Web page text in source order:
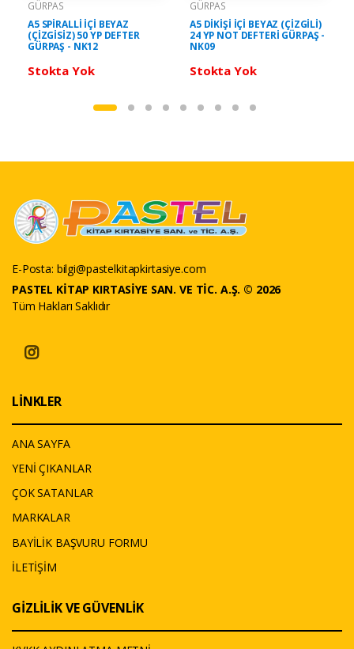
GÜRPAS
A5 SPİRALLİ İÇİ BEYAZ
(ÇİZGİSİZ) 50 YP DEFTER
GÜRPAŞ - NK12
Stokta Yok
GÜRPAS
A5 DİKİŞİ İÇİ BEYAZ (ÇİZGİLİ)
24 YP NOT DEFTERİ GÜRPAŞ -
NK09
Stokta Yok
E-Posta: bilgi@pastelkitapkirtasiye.com
PASTEL KİTAP KIRTASİYE SAN. VE TİC. A.Ş. © 2026
Tüm Hakları Saklıdır
LİNKLER
ANA SAYFA
YENİ ÇIKANLAR
ÇOK SATANLAR
MARKALAR
BAYİLİK BAŞVURU FORMU
İLETİŞİM
GİZLİLİK VE GÜVENLİK